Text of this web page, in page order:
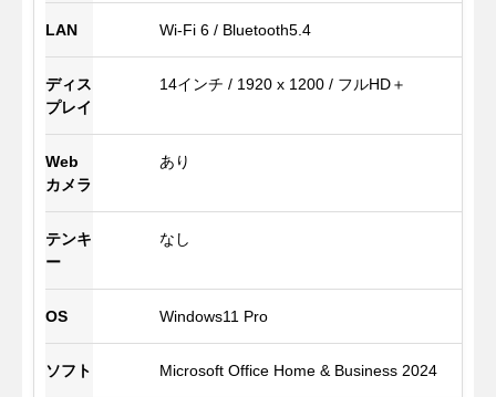
LAN Wi-Fi 6 / Bluetooth5.4
ディス
プレイ
14インチ / 1920 x 1200 / フルHD＋
Web
カメラ
あり
テンキ
ー
なし
OS Windows11 Pro
ソフト Microsoft Office Home & Business 2024